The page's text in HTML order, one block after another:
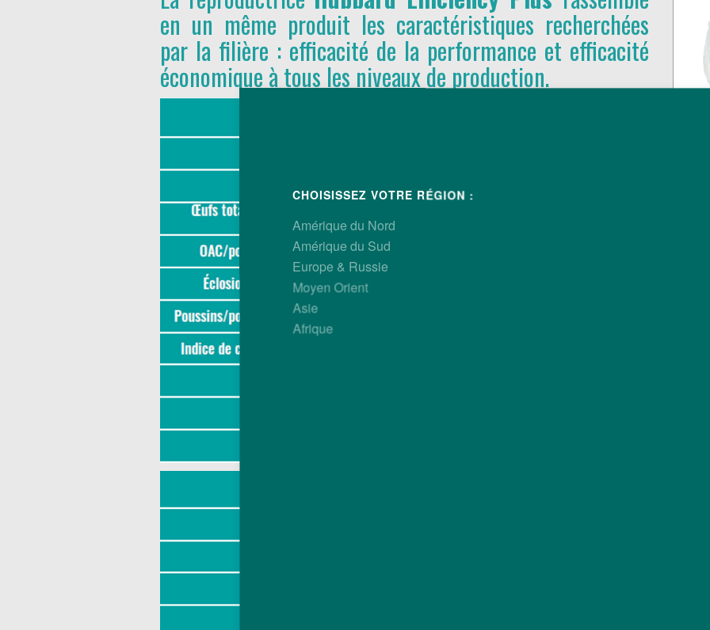
en un même produit les caractéristiques recherchées
par la filière : efficacité de la performance et efficacité
économique à tous les niveaux de production.
CHOISISSEZ VOTRE RÉGION :
Amérique du Nord
Amérique du Sud
Europe & Russie
Moyen Orient
Asie
Afrique